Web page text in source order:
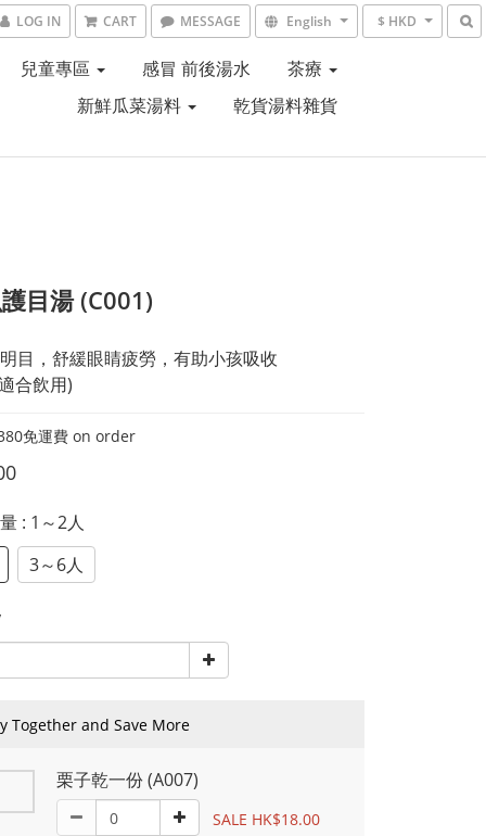
LOG IN CART MESSAGE English $ HKD
兒童專區 感冒 前後湯水
茶療
新鮮瓜菜湯料
乾貨湯料雜貨
目湯 (C001)
目，舒緩眼睛疲勞，有助小孩吸收
合飲用)
免運費 on order
: 1～2人
3～6人
Together and Save More
栗子乾一份 (A007)
SALE HK$18.00